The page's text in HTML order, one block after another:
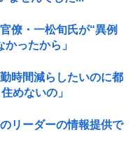
僚・一松旬氏が“異例
ったから」
時間減らしたいのに都
めないの」
リーダーの情報提供で